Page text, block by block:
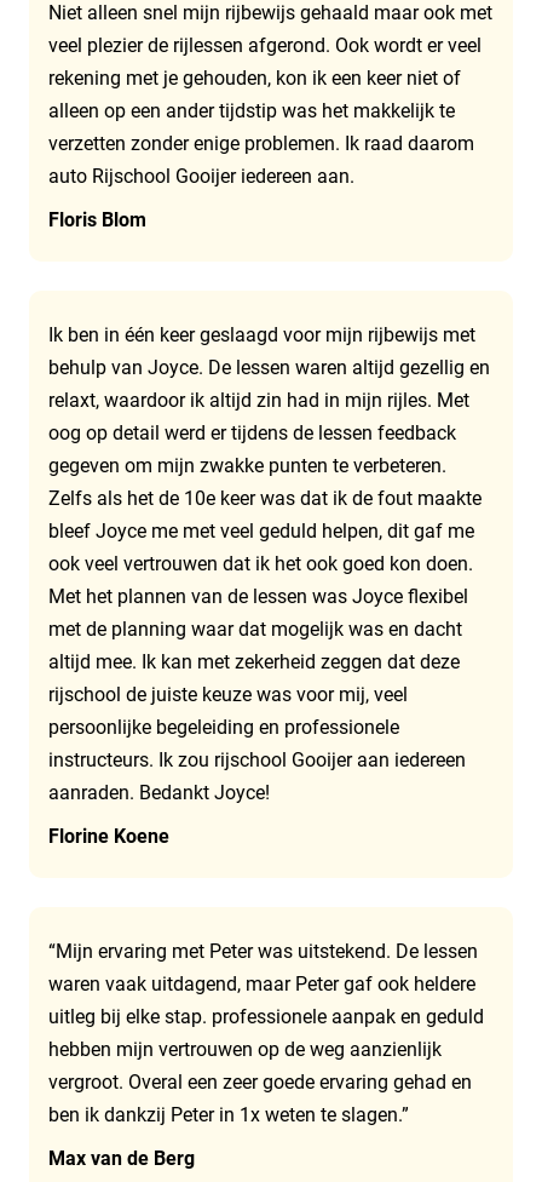
Niet alleen snel mijn rijbewijs gehaald maar ook met
veel plezier de rijlessen afgerond. Ook wordt er veel
rekening met je gehouden, kon ik een keer niet of
alleen op een ander tijdstip was het makkelijk te
verzetten zonder enige problemen. Ik raad daarom
auto Rijschool Gooijer iedereen aan.
Floris Blom
Ik ben in één keer geslaagd voor mijn rijbewijs met
behulp van Joyce. De lessen waren altijd gezellig en
relaxt, waardoor ik altijd zin had in mijn rijles. Met
oog op detail werd er tijdens de lessen feedback
gegeven om mijn zwakke punten te verbeteren.
Zelfs als het de 10e keer was dat ik de fout maakte
bleef Joyce me met veel geduld helpen, dit gaf me
ook veel vertrouwen dat ik het ook goed kon doen.
Met het plannen van de lessen was Joyce flexibel
met de planning waar dat mogelijk was en dacht
altijd mee. Ik kan met zekerheid zeggen dat deze
rijschool de juiste keuze was voor mij, veel
persoonlijke begeleiding en professionele
instructeurs. Ik zou rijschool Gooijer aan iedereen
aanraden. Bedankt Joyce!
Florine Koene
“Mijn ervaring met Peter was uitstekend. De lessen
waren vaak uitdagend, maar Peter gaf ook heldere
uitleg bij elke stap. professionele aanpak en geduld
hebben mijn vertrouwen op de weg aanzienlijk
vergroot. Overal een zeer goede ervaring gehad en
ben ik dankzij Peter in 1x weten te slagen.”
Max van de Berg